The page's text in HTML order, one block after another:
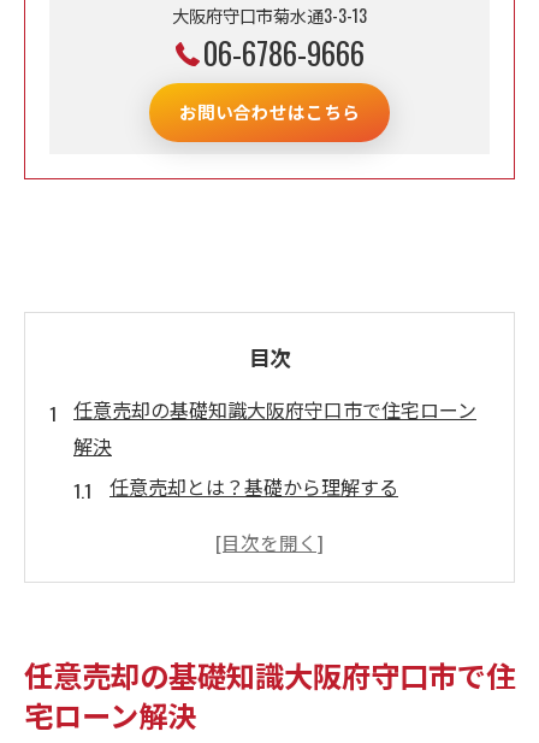
大阪府守口市菊水通3-3-13
06-6786-9666
お問い合わせはこちら
目次
任意売却の基礎知識大阪府守口市で住宅ローン
解決
任意売却とは？基礎から理解する
守口市の住宅市場の特性と任意売却の関係
任意売却がローン解決に与える影響
任意売却を利用する際の注意点
任意売却の基礎知識大阪府守口市で住
宅ローン解決